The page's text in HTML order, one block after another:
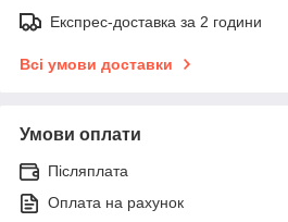
Експрес-доставка за 2 години
Всі умови доставки
Умови оплати
Післяплата
Оплата на рахунок